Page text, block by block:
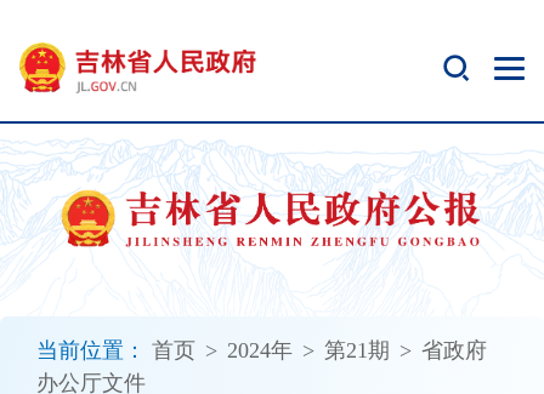
当前位置： 首页 > 2024年 > 第21期 > 省政府
办公厅文件
开
无
障
碍
说
明